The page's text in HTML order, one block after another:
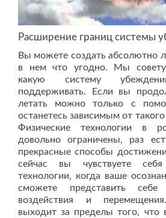
Расширение границ системы
Вы можете создать абсолютно
в нем что угодно. Мы
какую систему
поддерживать. Если вы
летать можно только с
останетесь зависимым от
Физические технологии в
довольно ограничены, раз
прекрасные способы
сейчас вы чувствуете
технологии, когда ваше
сможете представить
воздействия и
выходит за пределы того, что